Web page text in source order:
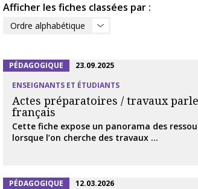
Afficher les fiches classées par :
Ordre alphabétique
PÉDAGOGIQUE
23.09.2025
ENSEIGNANTS ET ÉTUDIANTS
Actes préparatoires / travaux
français
Cette fiche expose un panorama des
lorsque l’on cherche des travaux ...
PÉDAGOGIQUE
12.03.2026